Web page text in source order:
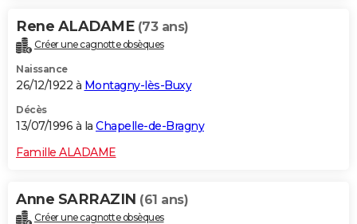
Rene ALADAME (73 ans)
Créer une cagnotte obsèques
Naissance
26/12/1922 à Montagny-lès-Buxy
Décès
13/07/1996 à la Chapelle-de-Bragny
Famille ALADAME
Anne SARRAZIN (61 ans)
Créer une cagnotte obsèques